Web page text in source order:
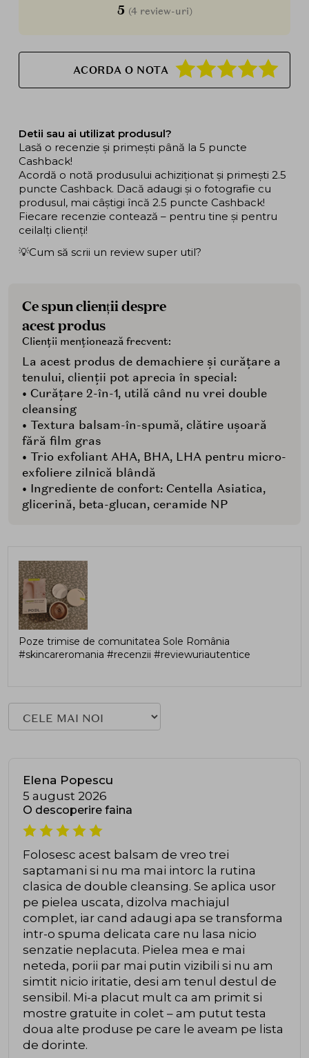
5 (4 review-uri)
ACORDA O NOTA
Detii sau ai utilizat produsul?
Lasă o recenzie și primești până la 5 puncte
Cashback!
Acordă o notă produsului achiziționat și primești 2.5
puncte Cashback. Dacă adaugi și o fotografie cu
produsul, mai câștigi încă 2.5 puncte Cashback!
Fiecare recenzie contează – pentru tine și pentru
ceilalți clienți!
💡Cum să scrii un review super util?
Ce spun clienții despre
acest produs
Clienții menționează frecvent:
La acest produs de demachiere și curățare a
tenului, clienții pot aprecia în special:
• Curățare 2-în-1, utilă când nu vrei double
cleansing
• Textura balsam-în-spumă, clătire ușoară
fără film gras
• Trio exfoliant AHA, BHA, LHA pentru micro-
exfoliere zilnică blândă
• Ingrediente de confort: Centella Asiatica,
glicerină, beta-glucan, ceramide NP
Poze trimise de comunitatea Sole România
#skincareromania #recenzii #reviewuriautentice
Elena Popescu
5 august 2026
O descoperire faina
Folosesc acest balsam de vreo trei
saptamani si nu ma mai intorc la rutina
clasica de double cleansing. Se aplica usor
pe pielea uscata, dizolva machiajul
complet, iar cand adaugi apa se transforma
intr-o spuma delicata care nu lasa nicio
senzatie neplacuta. Pielea mea e mai
neteda, porii par mai putin vizibili si nu am
simtit nicio iritatie, desi am tenul destul de
sensibil. Mi-a placut mult ca am primit si
mostre gratuite in colet – am putut testa
doua alte produse pe care le aveam pe lista
de dorinte.